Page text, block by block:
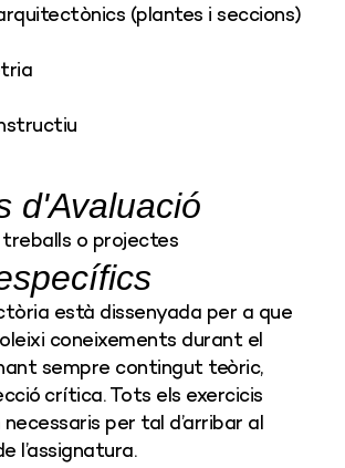
(plantes i seccions)
d'Avaluació
o projectes
està dissenyada per a que
coneixements durant el
sempre contingut teòric,
crítica. Tots els exercicis
per tal d’arribar al
l’assignatura.